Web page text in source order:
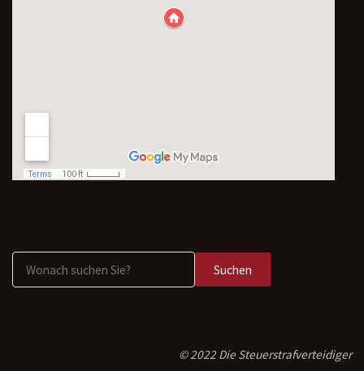
Suchen
© 2022 Die Steuerstrafverteidiger